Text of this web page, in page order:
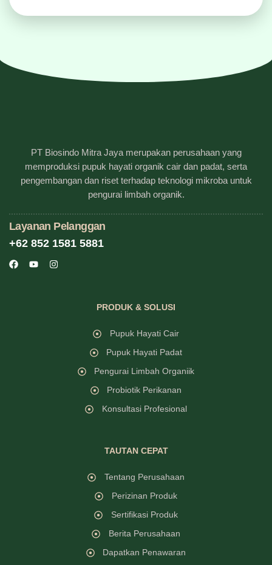
PT Biosindo Mitra Jaya merupakan perusahaan yang
memproduksi pupuk hayati organik cair dan padat, serta
pengembangan dan riset terhadap teknologi mikroba untuk
pengurai limbah organik.
Layanan Pelanggan
+62 852 1581 5881
PRODUK & SOLUSI
Pupuk Hayati Cair
Pupuk Hayati Padat
Pengurai Limbah Organiik
Probiotik Perikanan
Konsultasi Profesional
TAUTAN CEPAT
Tentang Perusahaan
Perizinan Produk
Sertifikasi Produk
Berita Perusahaan
Dapatkan Penawaran